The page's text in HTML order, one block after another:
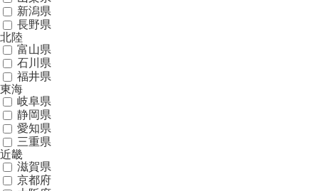
新潟県
長野県
北陸
富山県
石川県
福井県
東海
岐阜県
静岡県
愛知県
三重県
近畿
滋賀県
京都府